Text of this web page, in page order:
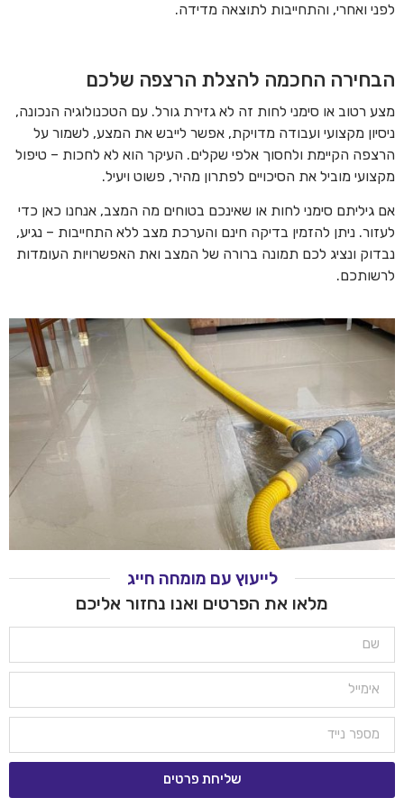
לפני ואחרי, והתחייבות לתוצאה מדידה.
הבחירה החכמה להצלת הרצפה שלכם
מצע רטוב או סימני לחות זה לא גזירת גורל. עם הטכנולוגיה הנכונה,
ניסיון מקצועי ועבודה מדויקת, אפשר לייבש את המצע, לשמור על
הרצפה הקיימת ולחסוך אלפי שקלים. העיקר הוא לא לחכות – טיפול
מקצועי מוביל את הסיכויים לפתרון מהיר, פשוט ויעיל.
אם גיליתם סימני לחות או שאינכם בטוחים מה המצב, אנחנו כאן כדי
לעזור. ניתן להזמין בדיקה חינם והערכת מצב ללא התחייבות – נגיע,
נבדוק ונציג לכם תמונה ברורה של המצב ואת האפשרויות העומדות
לרשותכם.
לייעוץ עם מומחה חייג
מלאו את הפרטים ואנו נחזור אליכם
שליחת פרטים